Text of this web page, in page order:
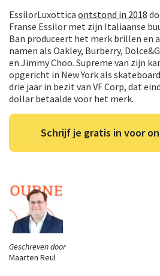
Geschreven door
Maarten Reul
EssilorLuxottica ontstond in 2018
Franse Essilor met zijn Italiaanse
Ban produceert het merk brillen en
namen als Oakley, Burberry,
en Jimmy Choo. Supreme van zijn
opgericht in New York als
drie jaar in bezit van VF Corp, dat
dollar betaalde voor het merk.
Schrijf je gratis in voor